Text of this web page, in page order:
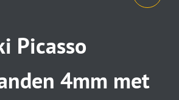
BLACK&WHITE 8 EN 10
MM MET EDELSTAAL
Picasso
4mm met